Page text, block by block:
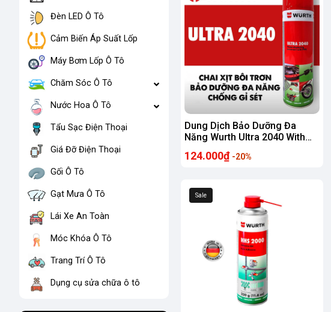
Đèn LED Ô Tô
Cảm Biến Áp Suất Lốp
Máy Bơm Lốp Ô Tô
Chăm Sóc Ô Tô
Nước Hoa Ô Tô
Tẩu Sạc Điện Thoại
Giá Đỡ Điện Thoại
Gối Ô Tô
Gạt Mưa Ô Tô
Lái Xe An Toàn
Móc Khóa Ô Tô
Trang Trí Ô Tô
Dụng cụ sửa chữa ô tô
Dung Dịch Bảo Dưỡng Đa
Năng Wurth Ultra 2040 With
Chống Gỉ Sét
124.000₫ -20%
Sale